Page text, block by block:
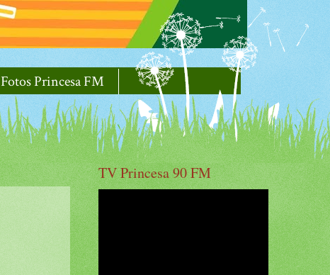
Fotos Princesa FM
TV Princesa 90 FM